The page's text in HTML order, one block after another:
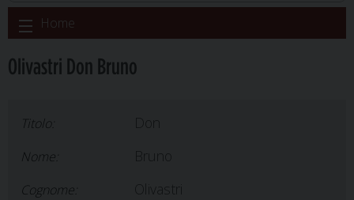
Skip
to
Home
Olivastri Don Bruno
Titolo:
Nome:
Cognome: Olivastri